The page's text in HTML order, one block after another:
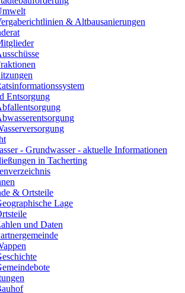
& Altbausanierungen
Entsorgung
- Grundwasser - aktuelle Informationen
in Tacherting
& Ortsteile
Lage
und Daten